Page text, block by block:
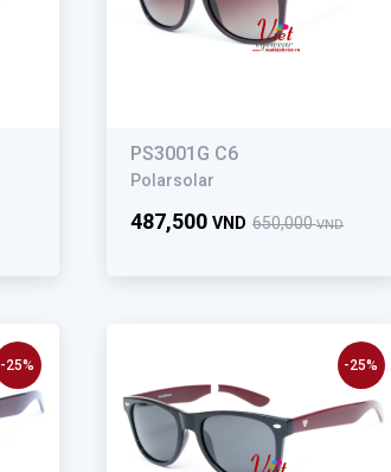
PS3001G C6
Polarsolar
650,000VND
487,500 VND
-25% -25%